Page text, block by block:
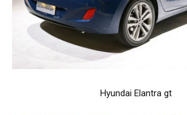
Hyundai Elantra gt